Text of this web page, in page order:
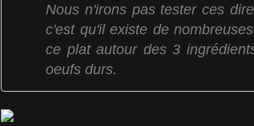
Nous n'irons pas tester ces
c'est qu'il existe de
ce plat autour des 3
oeufs durs.